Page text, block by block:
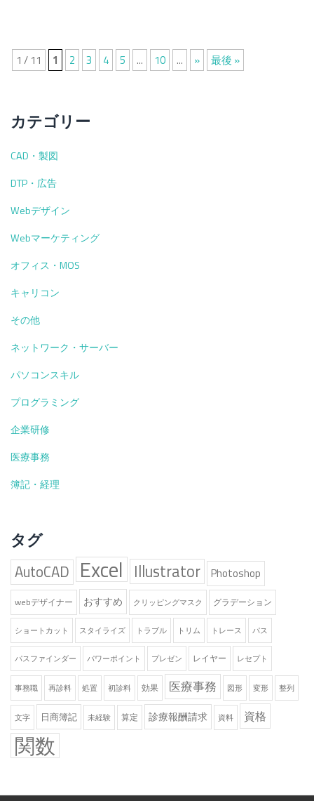
1 / 11 1 2 3 4 5 ... 10 ... » 最後 »
カテゴリー
CAD・製図
DTP・広告
Webデザイン
Webマーケティング
オフィス・MOS
キャリコン
その他
ネットワーク・サーバー
パソコンスキル
プログラミング
企業研修
医療事務
簿記・経理
タグ
AutoCAD Excel Illustrator Photoshop
webデザイナー おすすめ クリッピングマスク グラデーション
ショートカット スタイライズ トラブル トリム トレース パス
パスファインダー パワーポイント プレゼン レイヤー レセプト
事務職 再診料 処置 初診料 効果 医療事務 図形 変形 整列
文字 日商簿記 未経験 算定 診療報酬請求 資料 資格
関数